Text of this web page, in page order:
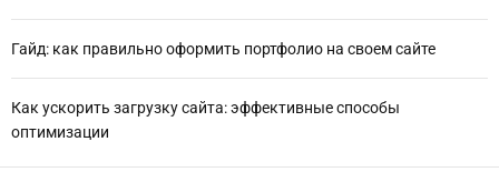
Гайд: как правильно оформить портфолио на своем сайте
Как ускорить загрузку сайта: эффективные способы
оптимизации